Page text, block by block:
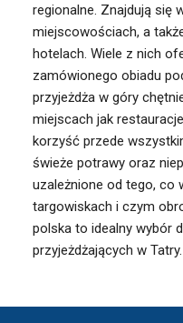
regionalne. Znajdują się
miejscowościach, a
hotelach. Wiele z nich
zamówionego obiadu
przyjeżdża w góry
miejscach jak
korzyść przede
świeże potrawy oraz
uzależnione od tego, co
targowiskach i czym
polska to idealny wybór
przyjeżdżających w Tatry.